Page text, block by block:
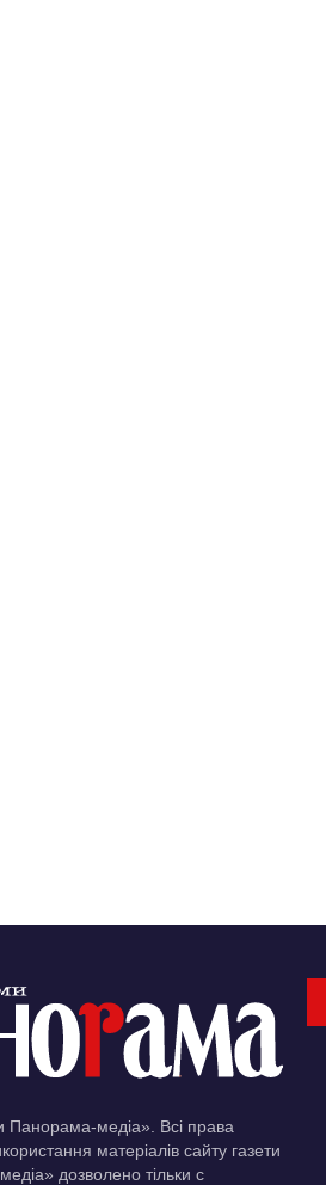
Панорама-медіа». Всі права
матеріалів сайту газети
дозволено тільки c